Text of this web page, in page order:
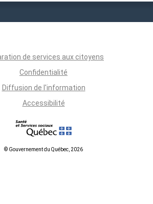
de services aux citoyens
Confidentialité
Diffusion de l'information
Accessibilité
© Gouvernement du Québec, 2026